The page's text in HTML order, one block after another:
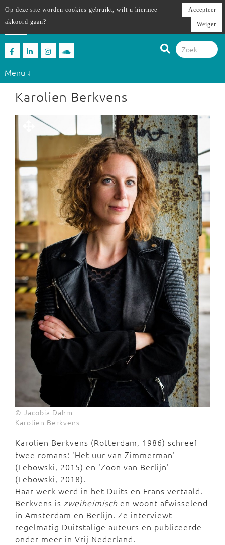
Menu ↓
Karolien Berkvens
© Jacobia Dahm
Karolien Berkvens
Karolien Berkvens (Rotterdam, 1986) schreef
twee romans: 'Het uur van Zimmerman'
(Lebowski, 2015) en 'Zoon van Berlijn'
(Lebowski, 2018).
Haar werk werd in het Duits en Frans vertaald.
Berkvens is zweiheimisch en woont afwisselend
in Amsterdam en Berlijn. Ze interviewt
regelmatig Duitstalige auteurs en publiceerde
onder meer in Vrij Nederland.
Op deze site worden cookies gebruikt, wilt u hiermee
akkoord gaan?
Accepteer
Weiger